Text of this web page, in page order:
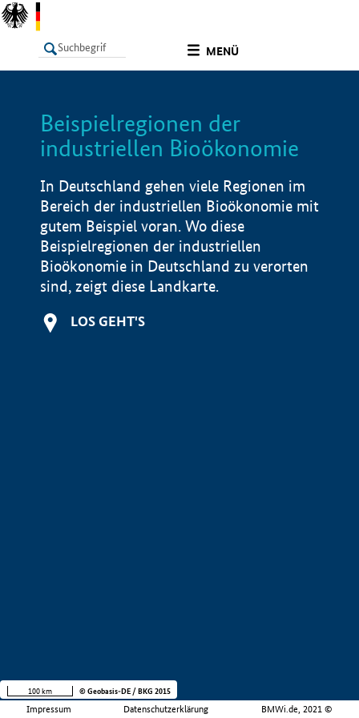
MENÜ
LISTE
Beispielregionen der
industriellen Bioökonomie
In Deutschland gehen viele Regionen im
Bereich der industriellen Bioökonomie mit
gutem Beispiel voran. Wo diese
Beispielregionen der industriellen
Bioökonomie in Deutschland zu verorten
sind, zeigt diese Landkarte.
LOS GEHT'S
Impressum Datenschutzerklärung BMWi.de, 2021 ©
100 km © Geobasis-DE / BKG 2015